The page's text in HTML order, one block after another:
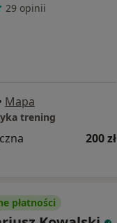
29 opinii
Mapa
trening
200 zł
płatności